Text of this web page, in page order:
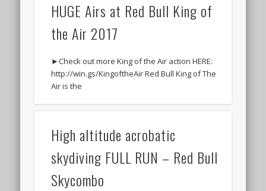
HUGE Airs at Red Bull King of
the Air 2017
►Check out more King of the Air action HERE:
http://win.gs/KingoftheAir Red Bull King of The
Air is the
High altitude acrobatic
skydiving FULL RUN – Red Bull
Skycombo